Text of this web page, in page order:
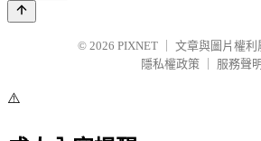
© 2026 PIXNET
文章與圖片權利
隱私權政策
服務聲
⚠️